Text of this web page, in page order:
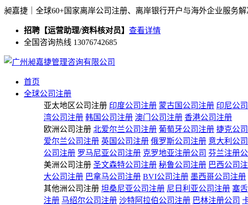
昶嘉捷｜全球60+国家离岸公司注册、离岸银行开户与海外企业服务
招聘【运营助理/资料核对员】 查看详情
全国咨询热线 13076742685
首页
全球公司注册
亚太地区公司注册 印度公司注册 蒙古国公司注册 印尼公
湾公司注册 韩国公司注册 澳门公司注册 香港公司注册
欧洲公司注册 北爱尔兰公司注册 葡萄牙公司注册 捷克公
爱尔兰公司注册 英国公司注册 俄罗斯公司注册 意大利公
公司注册 罗马尼亚公司注册 克罗地亚注册公司 芬兰注册
美洲公司注册 圣文森特公司注册 秘鲁公司注册 巴西公司
大公司注册 巴拿马公司注册 BVI公司注册 墨西哥公司注册
其他洲公司注册 坦桑尼亚公司注册 尼日利亚公司注册 塞
注册 马绍尔公司注册 沙特阿拉伯公司注册 巴林注册公司